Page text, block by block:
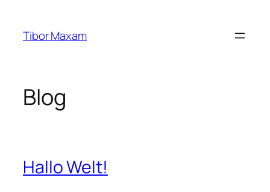
springen
Tibor Maxam
Blog
Hallo Welt!